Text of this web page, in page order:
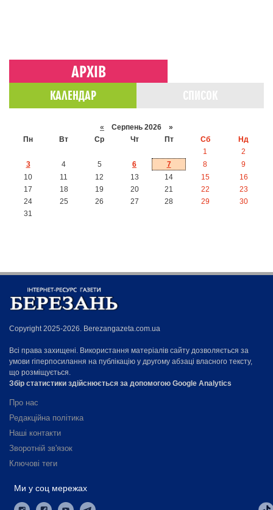
АРХІВ
КАЛЕНДАР
« Серпень 2026 »
Пн
Вт Ср Чт Пт Сб
Нд
1
2
3
4 5 6 7 8
9
10
11 12 13 14 15
16
17
18 19 20 21 22
23
24
25 26 27 28 29
30
31
Copyright 2025-2026. Berezangazeta.com.ua
Всі права захищені. Використання матеріалів сайту дозволяється за
умови гіперпосилання на публікацію у другому абзаці власного тексту,
що розміщується.
Збір статистики здійснюється за допомогою Google Analytics
Про нас
Редакційна політика
Наші контакти
Зворотній зв'язок
Ключові теги
Ми у соц мережах